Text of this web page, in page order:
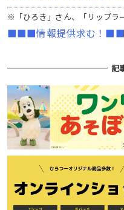
※「ひろき」さん、「リップラ
■■■情報提供求む！
記